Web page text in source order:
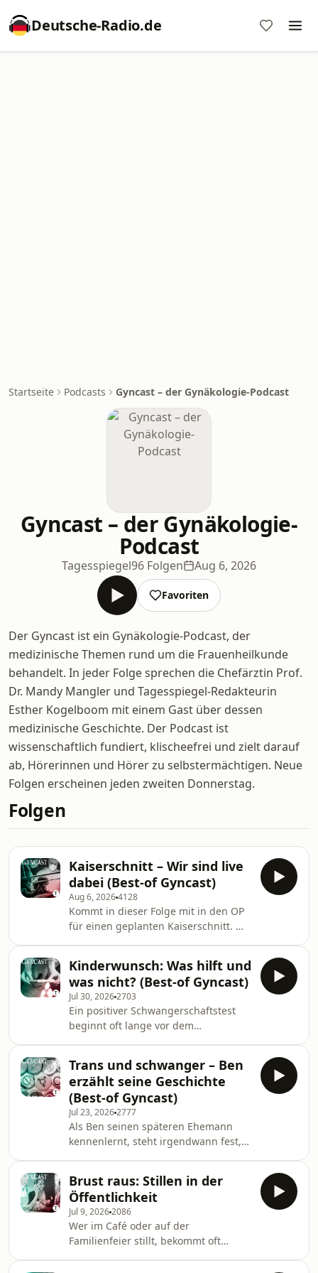
Deutsche-Radio.de
Startseite Podcasts Gyncast – der Gynäkologie-Podcast
Gyncast – der Gynäkologie-
Podcast
Tagesspiegel96 Folgen Aug 6, 2026
Favoriten
Der Gyncast ist ein Gynäkologie-Podcast, der
medizinische Themen rund um die Frauenheilkunde
behandelt. In jeder Folge sprechen die Chefärztin Prof.
Dr. Mandy Mangler und Tagesspiegel-Redakteurin
Esther Kogelboom mit einem Gast über dessen
medizinische Geschichte. Der Podcast ist
wissenschaftlich fundiert, klischeefrei und zielt darauf
ab, Hörerinnen und Hörer zu selbstermächtigen. Neue
Folgen erscheinen jeden zweiten Donnerstag.
Folgen
Kaiserschnitt – Wir sind live
dabei (Best-of Gyncast)
Aug 6, 20264128
Kommt in dieser Folge mit in den OP
für einen geplanten Kaiserschnitt. Wir
sie sich vorbereitet hat und klären,
was medizinisch für und gegen
Kaiserschnitte spricht. Und am Ende
sind wir selbst überrascht, wie
schnell alles vorüber ist.
Kinderwunsch: Was hilft und
was nicht? (Best-of Gyncast)
Jul 30, 20262703
Ein positiver Schwangerschaftstest
beginnt oft lange vor dem
Schwangerschaft am größten? Wie
lange dauert es normalerweise, bis es
klappt? Und was hilft wirklich – den
Zyklus genau zu beobachten,
Nahrungsergänzungsmittel oder
andere vermeintliche Fruchtbarkeits-
Booster? Rund um den Kinderwunsch
kursieren unzählige Tipps und
Mythen. Wir sc
Trans und schwanger – Ben
erzählt seine Geschichte
(Best-of Gyncast)
Jul 23, 20262777
Als Ben seinen späteren Ehemann
kennenlernt, steht irgendwann fest,
das für Ben jedoch, selbst schwanger
zu werden – und sich in einem
Gesundheitssystem zurechtzufinden,
das auf ihn kaum vorbereitet ist.
Arztpraxen und Kliniken lehnten ihn
ab. Zeitweise musste Ben sogar
Brust raus: Stillen in der
Öffentlichkeit
Jul 9, 20262086
Wer im Café oder auf der
Familienfeier stillt, bekommt oft